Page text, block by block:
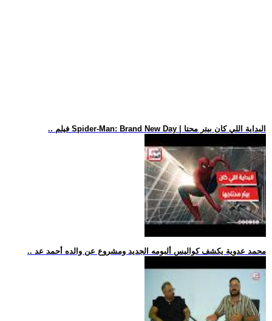
.. فيلم Spider-Man: Brand New Day | البداية اللي كان بيتر محتا
.. محمد عدوية يكشف كواليس ألبومه الجديد ومشروع عن والده أحمد عد